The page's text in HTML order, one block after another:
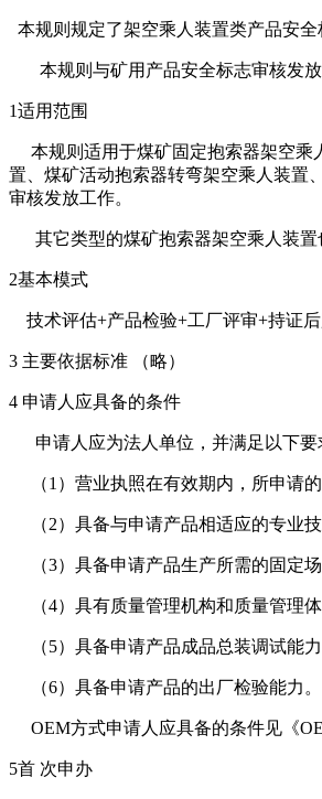
本规则规定了架空乘人装置类产品安全
本规则与矿用产品安全标志审核发放
1适用范围
本规则适用于煤矿固定抱索器架空乘
置、煤矿活动抱索器转弯架空乘人装置
审核发放工作。
其它类型的煤矿抱索器架空乘人装置
2基本模式
技术评估+产品检验+工厂评审+持证
3 主要依据标准 （略）
4 申请人应具备的条件
申请人应为法人单位，并满足以下要
（1）营业执照在有效期内，所申请的
（2）具备与申请产品相适应的专业技
（3）具备申请产品生产所需的固定场
（4）具有质量管理机构和质量管理体
（5）具备申请产品成品总装调试能力
（6）具备申请产品的出厂检验能力。
OEM方式申请人应具备的条件见《
5首 次申办